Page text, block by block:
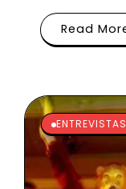
Read
ENTREVISTAS